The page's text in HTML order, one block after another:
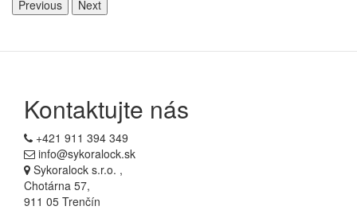
Previous Next
Kontaktujte nás
+421 911 394 349
info@sykoralock.sk
Sykoralock s.r.o. ,
Chotárna 57,
911 05 Trenčín